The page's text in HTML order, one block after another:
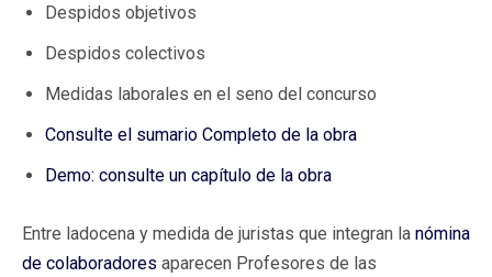
Despidos objetivos
Despidos colectivos
Medidas laborales en el seno del concurso
Consulte el sumario Completo de la obra
Demo: consulte un capítulo de la obra
Entre ladocena y medida de juristas que integran la nómina
de colaboradores aparecen Profesores de las